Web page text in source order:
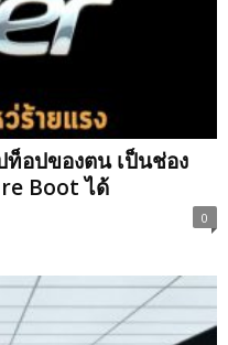
อปของตน เป็นช่อง
Boot ได้
0